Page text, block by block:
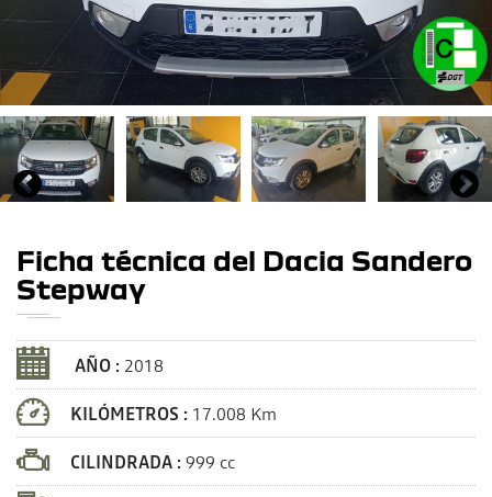
Ficha técnica del Dacia Sandero
Stepway
AÑO : 2018
KILÓMETROS : 17.008 Km
CILINDRADA :999 cc